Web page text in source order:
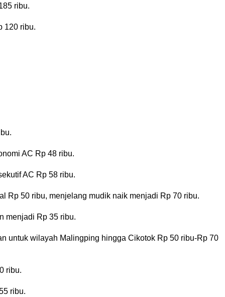
ribu.
120 ribu.
AC Rp 48 ribu.
AC Rp 58 ribu.
Rp 50 ribu, menjelang mudik naik menjadi Rp 70 ribu.
menjadi Rp 35 ribu.
untuk wilayah Malingping hingga Cikotok Rp 50 ribu-Rp 70
ribu.
ribu.